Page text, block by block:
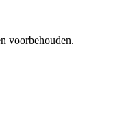
voorbehouden.